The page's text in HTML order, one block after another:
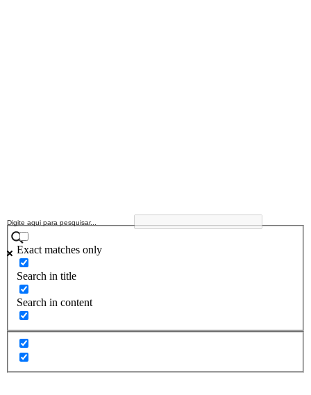
Exact matches only
Search in title
Search in content